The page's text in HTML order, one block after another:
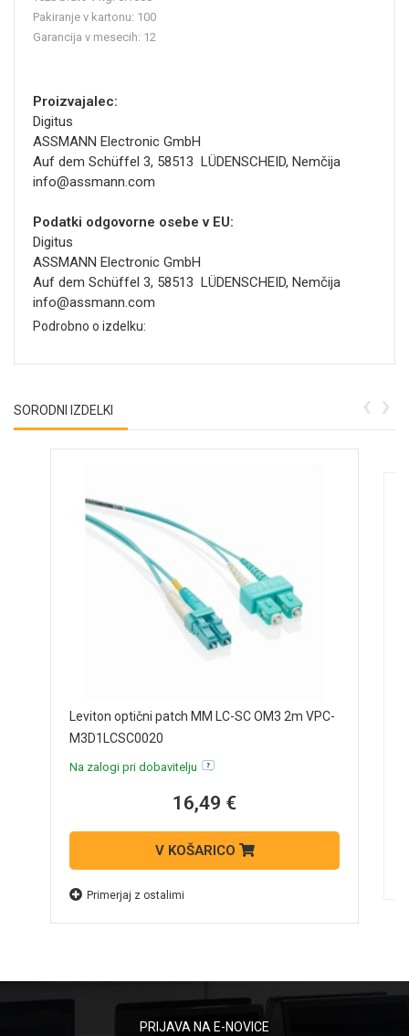
Pakiranje v kartonu: 100
Garancija v mesecih: 12
Proizvajalec:
Digitus
ASSMANN Electronic GmbH
Auf dem Schüffel 3, 58513 LÜDENSCHEID, Nemčija
info@assmann.com
Podatki odgovorne osebe v EU:
Digitus
ASSMANN Electronic GmbH
Auf dem Schüffel 3, 58513 LÜDENSCHEID, Nemčija
info@assmann.com
Podrobno o izdelku:
SORODNI IZDELKI
Leviton optični patch MM LC-SC OM3 2m VPC-
M3D1LCSC0020
Na zalogi pri dobavitelju
16,49 €
V KOŠARICO
Primerjaj z ostalimi
‹ ›
PRIJAVA NA E-NOVICE